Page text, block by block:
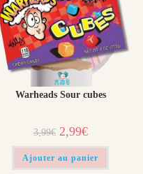
!
Warheads Sour cubes
3,99€ Le
prix
initial
était :
3,99€.
2,99€Le
prix
actuel
est :
2,99€.
Ajouter au panier